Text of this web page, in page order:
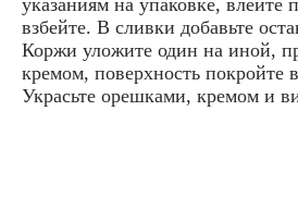
взбейте. В сливки добавьте
Коржи уложите один на иной,
кремом, поверхность покройте
Украсьте орешками, кремом и